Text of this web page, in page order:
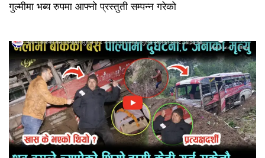
गुल्मीमा भब्य रुपमा आफ्नो प्रस्तुती सम्पन्न गरेको